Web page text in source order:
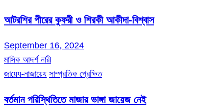
আটরশির পীরের কুফরী ও শিরকী আকীদা-বিশ্বাস
September 16, 2024
মাসিক আদর্শ নারী
জায়েয-নাজায়েয সাম্প্রতিক প্রেক্ষিত
বর্তমান পরিস্থিতিতে মাজার ভাঙ্গা জায়েজ নেই